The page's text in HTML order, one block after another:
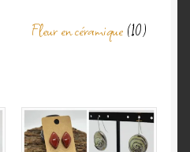
Fleur en céramique(10)